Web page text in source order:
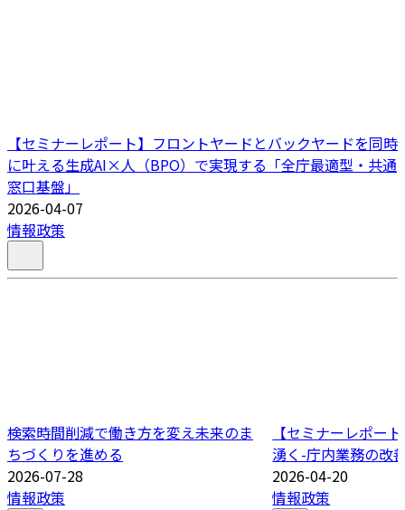
【セミナーレポート】フロントヤードとバックヤードを同時
に叶える生成AI×人（BPO）で実現する「全庁最適型・共通
窓口基盤」
2026-04-07
情報政策
検索時間削減で働き方を変え未来のま
ちづくりを進める
2026-07-28
情報政策
【セミナーレポー
湧く-庁内業務の改
2026-04-20
情報政策